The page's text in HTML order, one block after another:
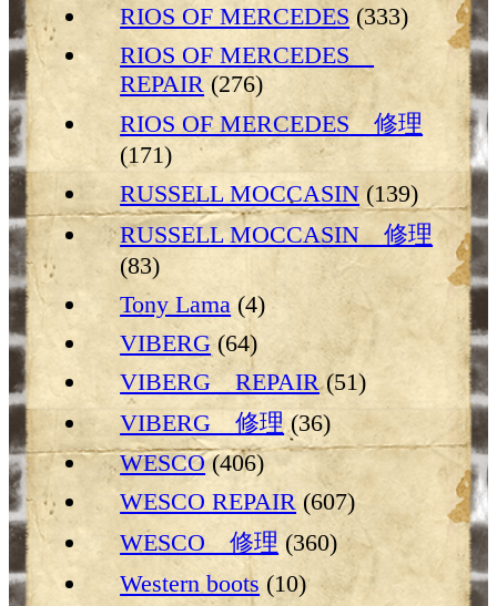
RIOS OF MERCEDES (333)
RIOS OF MERCEDES
REPAIR (276)
RIOS OF MERCEDES 修理
(171)
RUSSELL MOCCASIN(139)
RUSSELL MOCCASIN 修理
(83)
Tony Lama (4)
VIBERG(64)
VIBERG REPAIR(51)
VIBERG 修理(36)
WESCO(406)
WESCO REPAIR (607)
WESCO 修理 (360)
Western boots (10)